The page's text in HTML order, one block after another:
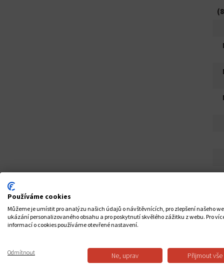
Používáme cookies
Můžeme je umístit pro analýzu našich údajů o návštěvnících, pro zlepšení našeho
ukázání personalizovaného obsahu a pro poskytnutí skvělého zážitku z webu. Pro
informací o cookies používáme otevřené nastavení.
Odmítnout Ne, uprav Přijmout vše